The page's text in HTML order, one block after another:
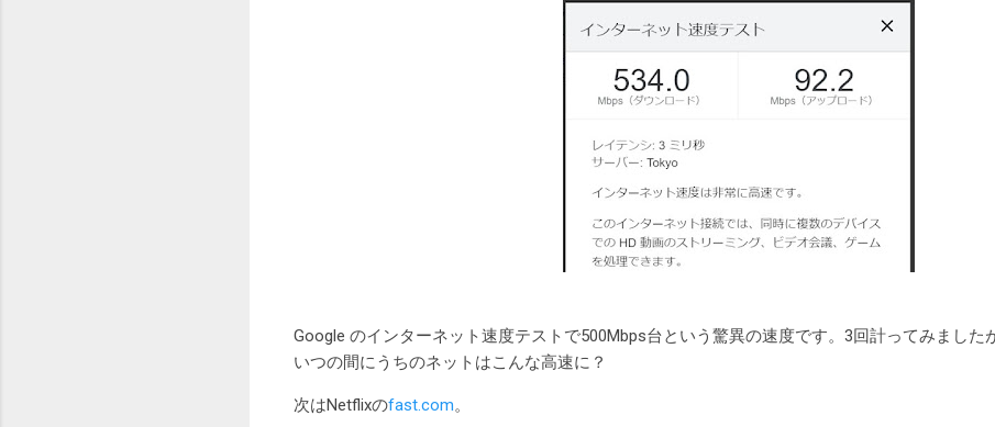
Google のインターネット速度テストで500Mbps台という驚異の速度です。3回計ってみました
いつの間にうちのネットはこんな高速に？
次はNetflixのfast.com。